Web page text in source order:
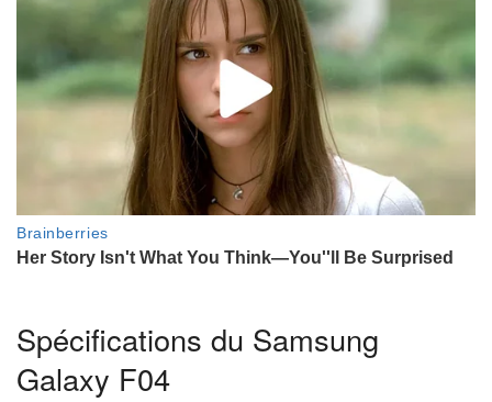
Spécifications du Samsung
Galaxy F04